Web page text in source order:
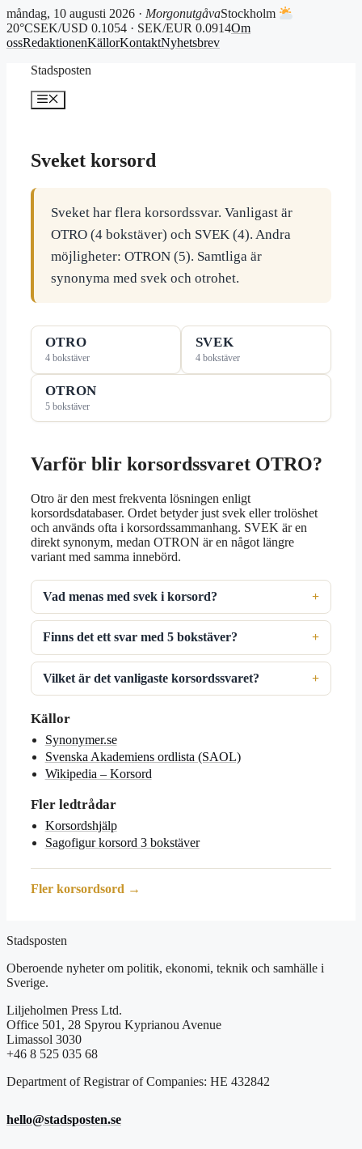
måndag, 10 augusti 2026 · MorgonutgåvaStockholm
20°CSEK/USD 0.1054 · SEK/EUR 0.0914Om
ossRedaktionenKällorKontaktNyhetsbrev
Stadsposten
Meny
Sveket korsord
Sveket har flera korsordssvar. Vanligast är
OTRO (4 bokstäver) och SVEK (4). Andra
möjligheter: OTRON (5). Samtliga är
synonyma med svek och otrohet.
OTRO
4 bokstäver
SVEK
4 bokstäver
OTRON
5 bokstäver
Varför blir korsordssvaret OTRO?
Otro är den mest frekventa lösningen enligt
korsordsdatabaser. Ordet betyder just svek eller trolöshet
och används ofta i korsordssammanhang. SVEK är en
direkt synonym, medan OTRON är en något längre
variant med samma innebörd.
Vad menas med svek i korsord?
Finns det ett svar med 5 bokstäver?
Vilket är det vanligaste korsordssvaret?
Källor
Synonymer.se
Svenska Akademiens ordlista (SAOL)
Wikipedia – Korsord
Fler ledtrådar
Korsordshjälp
Sagofigur korsord 3 bokstäver
Fler korsordsord →
Stadsposten
Oberoende nyheter om politik, ekonomi, teknik och samhälle i
Sverige.
Liljeholmen Press Ltd.
Office 501, 28 Spyrou Kyprianou Avenue
Limassol 3030
+46 8 525 035 68
Department of Registrar of Companies: HE 432842
hello@stadsposten.se